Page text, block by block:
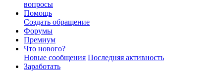
вопросы
Помощь
Создать обращение
Форумы
Премиум
Что нового?
Новые сообщения Последняя активность
Заработать